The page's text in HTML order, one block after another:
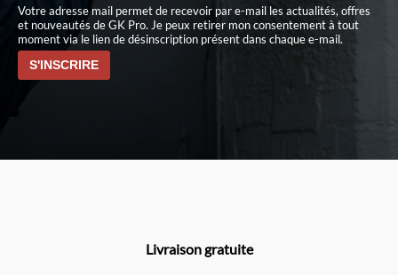
Votre adresse mail permet de recevoir par e-mail les actualités, offres
et nouveautés de GK Pro. Je peux retirer mon consentement à tout
moment via le lien de désinscription présent dans chaque e-mail.
Livraison gratuite